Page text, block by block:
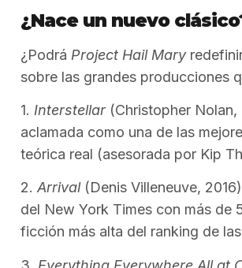
¿Nace un nuevo
¿Podrá Project Hail Mary
sobre las grandes producciones
1. Interstellar (Christopher
aclamada como una de las
teórica real (asesorada por Kip
2. Arrival(Denis Villeneuve,
del New York Times con más
ficción más alta del ranking de